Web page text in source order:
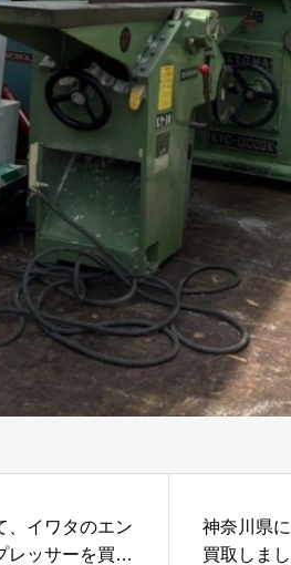
、イワタのエン
レッサーを買取
神奈川県
買取しまし